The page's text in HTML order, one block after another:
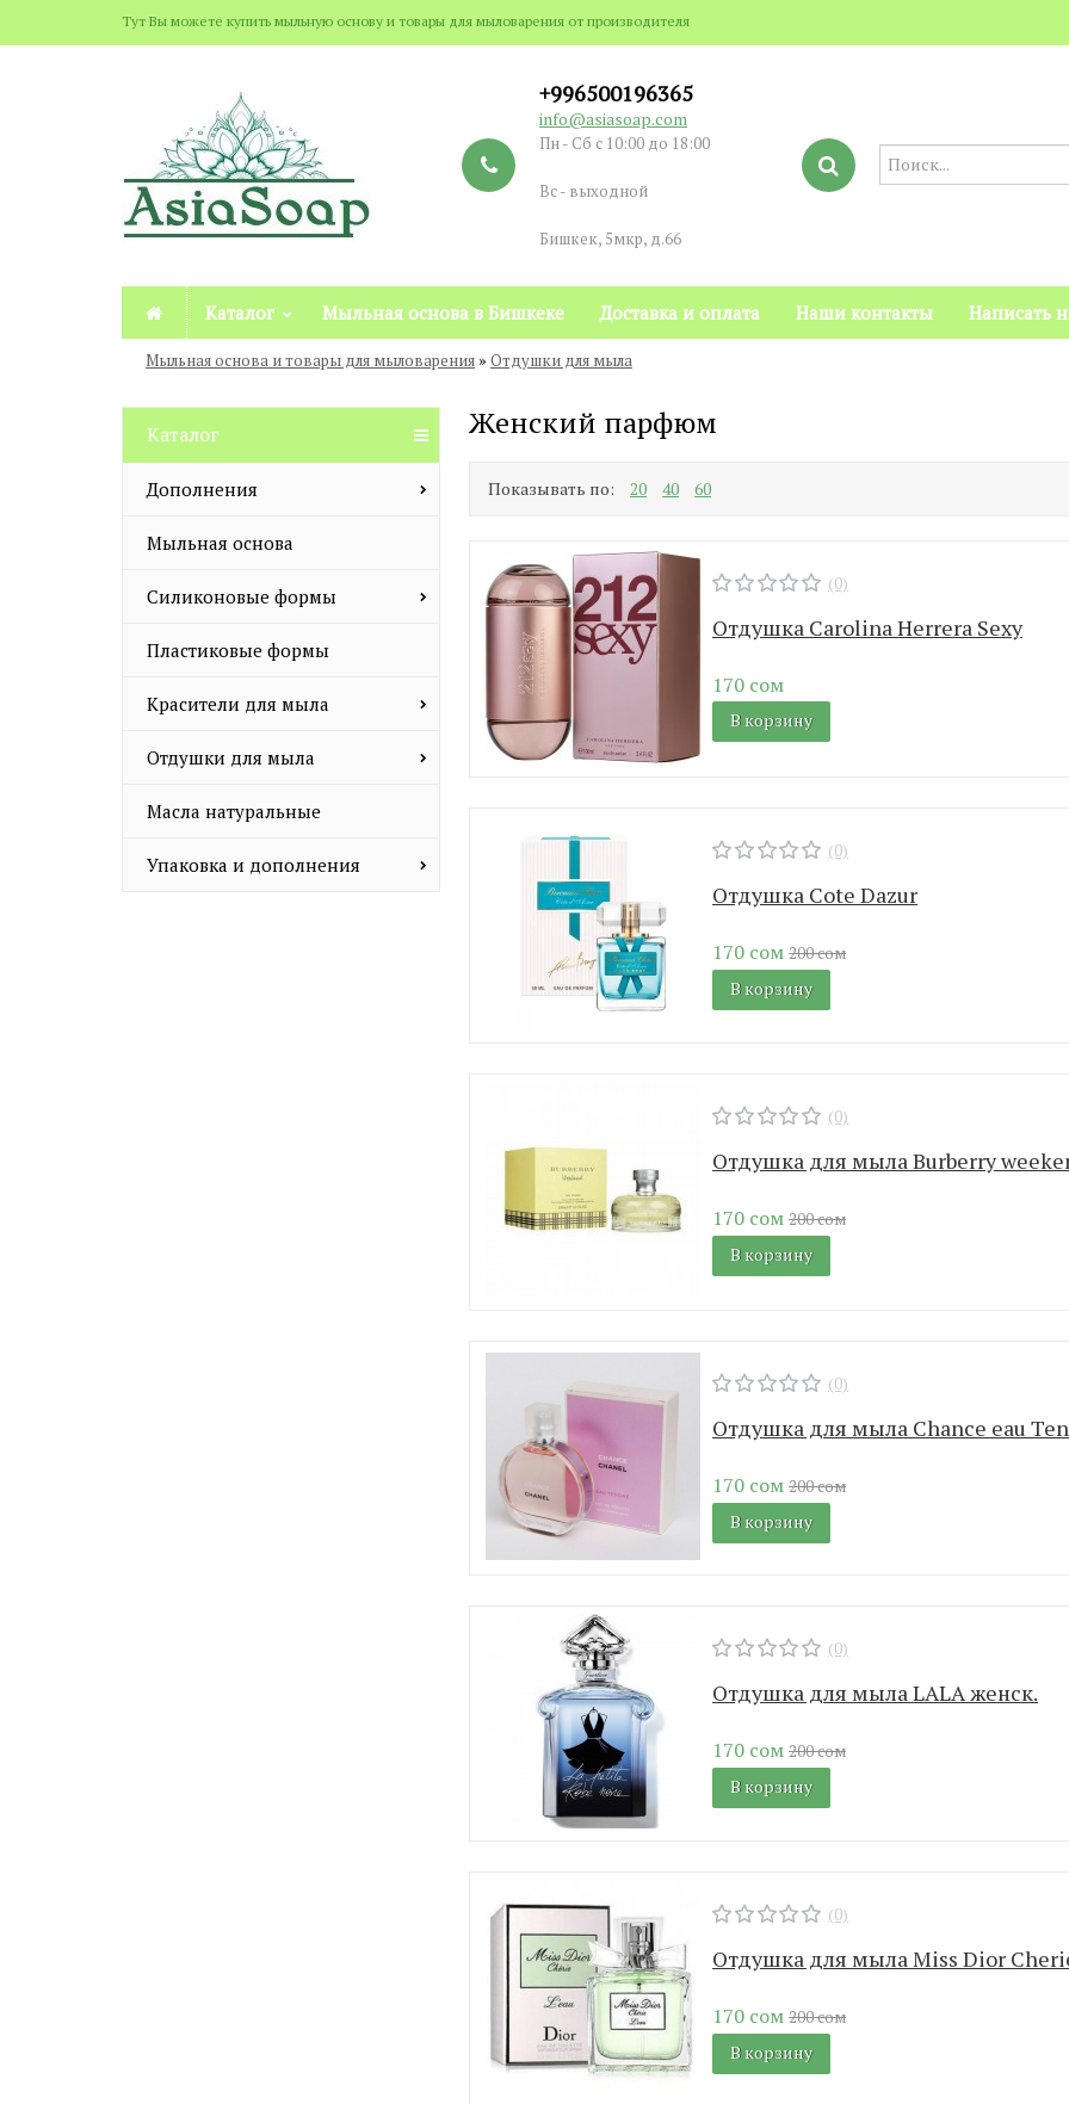
Тут Вы можете купить мыльную основу и товары для мыловарения от производителя
+996500196365
info@asiasoap.com
Пн - Сб с 10:00 до 18:00
Вс - выходной
Бишкек, 5мкр, д.66
Каталог Мыльная основа в Бишкеке Доставка и оплата Наши контакты Написать
Мыльная основа и товары для мыловарения » Отдушки для мыла
Каталог
Дополнения
Мыльная основа
Силиконовые формы
Пластиковые формы
Красители для мыла
Отдушки для мыла
Масла натуральные
Упаковка и дополнения
Женский парфюм
Показывать по: 20 40 60
(0)
Отдушка Carolina Herrera Sexy
170 сом
В корзину
(0)
Отдушка Cote Dazur
170 сом200 сом
В корзину
(0)
Отдушка для мыла Burberry
170 сом200 сом
В корзину
(0)
Отдушка для мыла Chance eau
170 сом200 сом
В корзину
(0)
Отдушка для мыла LALA женск.
170 сом200 сом
В корзину
(0)
Отдушка для мыла Miss Dior
170 сом200 сом
В корзину